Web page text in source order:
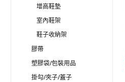
增高鞋墊
室內鞋架
鞋子收納架
膠帶
塑膠袋/包裝用品
掛勾/夾子/蓋子